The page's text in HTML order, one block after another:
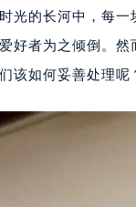
光的长河中，每
好者为之倾倒。
该如何妥善处理